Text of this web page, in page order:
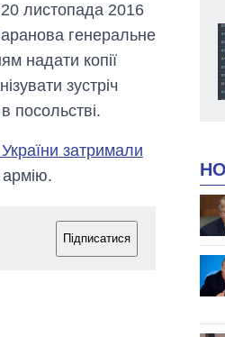
листопада 2016
генеральне
надати копії
зустріч
посольстві.
затримали
армію.
Підписатися
Як змінився
бюджет
Міністерства
оборони за 13
років війни з
росією